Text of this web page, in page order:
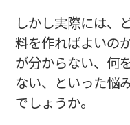
まとめ｜プレゼン
しかし実際には、
料を作ればよいの
が分からない、何
ない、といった悩
でしょうか。